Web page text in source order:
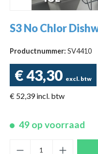
S3 No Chlor
Productnummer: SV4410
€ 43,30 excl. btw
€ 52,39 incl. btw
49 op voorraad